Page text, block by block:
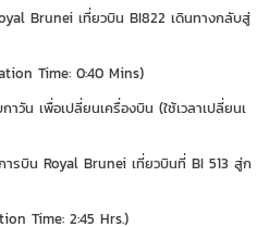
Brunei เที่ยวบิน BI822 เดินทางกลับสู่
Time: 0:40 Mins)
วัน เพื่อเปลี่ยนเครื่องบิน (ใช้เวลาเปลี่ยนเ
ารบิน Royal Brunei เที่ยวบินที่ BI 513 สู่ก
Time: 2:45 Hrs.)